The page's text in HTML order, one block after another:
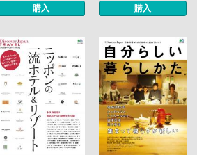
購入 購入